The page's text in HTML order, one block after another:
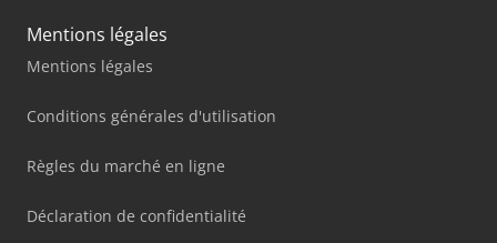
Mentions légales
Mentions légales
Conditions générales d'utilisation
Règles du marché en ligne
Déclaration de confidentialité